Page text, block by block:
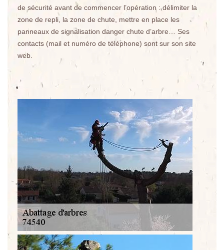
de sécurité avant de commencer l’opération : délimiter la
zone de repli, la zone de chute, mettre en place les
panneaux de signalisation danger chute d’arbre… Ses
contacts (mail et numéro de téléphone) sont sur son site
web.